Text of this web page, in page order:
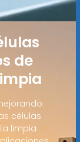
de
células
limpia